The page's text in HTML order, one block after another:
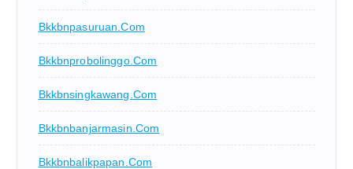
Bkkbnpasuruan.com
Bkkbnprobolinggo.com
Bkkbnsingkawang.com
Bkkbnbanjarmasin.com
Bkkbnbalikpapan.com